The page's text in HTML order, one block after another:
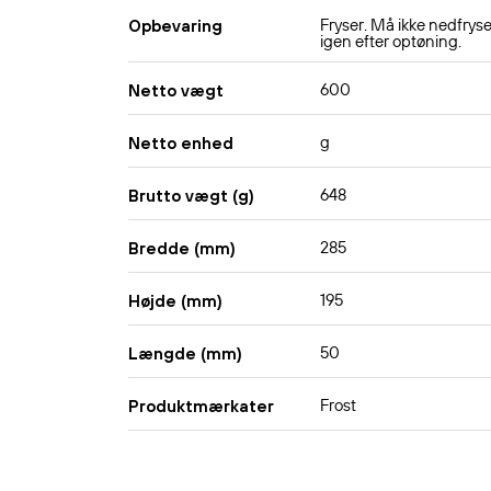
Opbevaring Fryser. Må ikke
igen efter optøning.
Netto vægt 600
Netto enhed g
Brutto vægt (g) 648
Bredde (mm) 285
Højde (mm) 195
Længde (mm) 50
Produktmærkater Frost